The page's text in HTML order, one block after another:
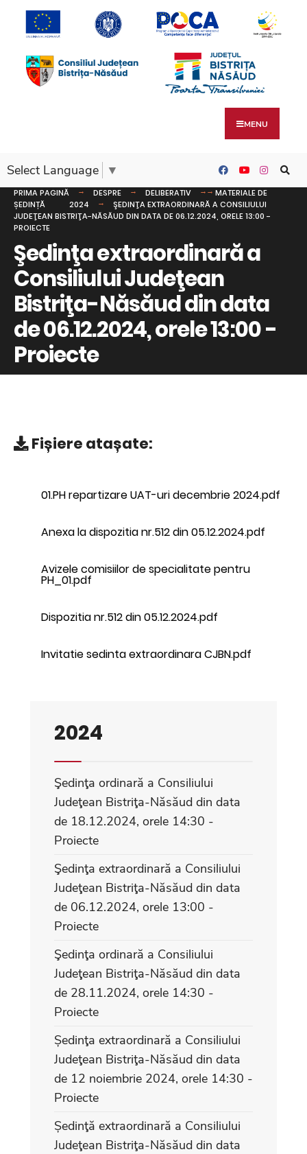
MENU
Select Language ▼
PRIMA PAGINĂ DESPRE DELIBERATIV
MATERIALE DE
ȘEDINȚĂ
2024
ŞEDINŢA EXTRAORDINARĂ A CONSILIULUI
JUDEŢEAN BISTRIŢA-NĂSĂUD DIN DATA DE 06.12.2024, ORELE 13:00 -
PROIECTE
Şedinţa extraordinară a
Consiliului Judeţean
Bistriţa-Năsăud din data
de 06.12.2024, orele 13:00 -
Proiecte
Fișiere atașate:
01.PH repartizare UAT-uri decembrie 2024.pdf
Anexa la dispozitia nr.512 din 05.12.2024.pdf
Avizele comisiilor de specialitate pentru
PH_01.pdf
Dispozitia nr.512 din 05.12.2024.pdf
Invitatie sedinta extraordinara CJBN.pdf
2024
Şedinţa ordinară a Consiliului
Judeţean Bistriţa-Năsăud din data
de 18.12.2024, orele 14:30 -
Proiecte
Şedinţa extraordinară a Consiliului
Judeţean Bistriţa-Năsăud din data
de 06.12.2024, orele 13:00 -
Proiecte
Şedinţa ordinară a Consiliului
Judeţean Bistriţa-Năsăud din data
de 28.11.2024, orele 14:30 -
Proiecte
Ședinţa extraordinară a Consiliului
Judeţean Bistriţa-Năsăud din data
de 12 noiembrie 2024, orele 14:30 -
Proiecte
Ședinţă extraordinară a Consiliului
Judeţean Bistriţa-Năsăud din data